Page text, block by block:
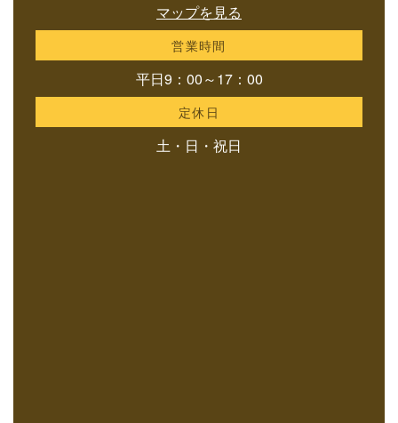
マップを見る
営業時間
平日9：00～17：00
定休日
土・日・祝日